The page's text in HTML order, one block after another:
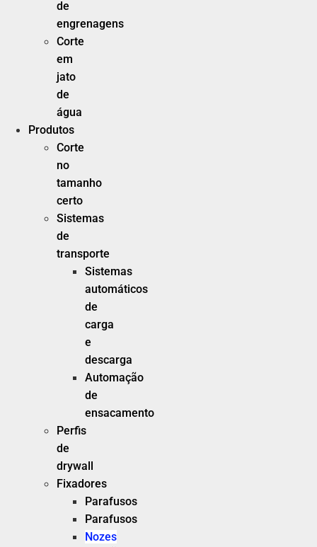
de
engrenagens
Corte
em
jato
de
água
Produtos
Corte
no
tamanho
certo
Sistemas
de
transporte
Sistemas
automáticos
de
carga
e
descarga
Automação
de
ensacamento
Perfis
de
drywall
Fixadores
Parafusos
Parafusos
Nozes